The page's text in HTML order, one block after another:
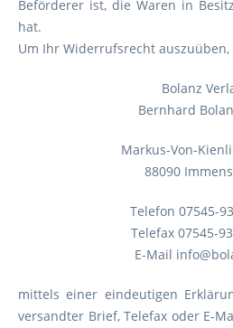
Beförderer ist, die Waren in
hat.
Um Ihr Widerrufsrecht auszuüben,
Bolanz
Bernhard
Markus-Von-
88090
Telefon 07545-
Telefax 07545-
E-Mail
mittels einer eindeutigen
versandter Brief, Telefax oder E-